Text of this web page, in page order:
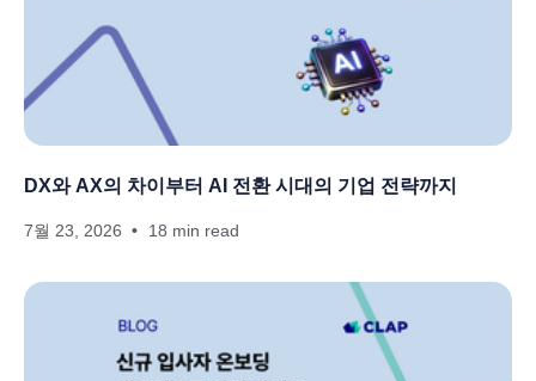
DX와 AX의 차이부터 AI 전환 시대의 기업 전략까지
7월 23, 2026 18 min read